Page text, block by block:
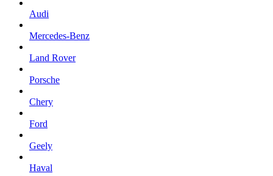
Audi
Mercedes-Benz
Land Rover
Porsche
Chery
Ford
Geely
Haval